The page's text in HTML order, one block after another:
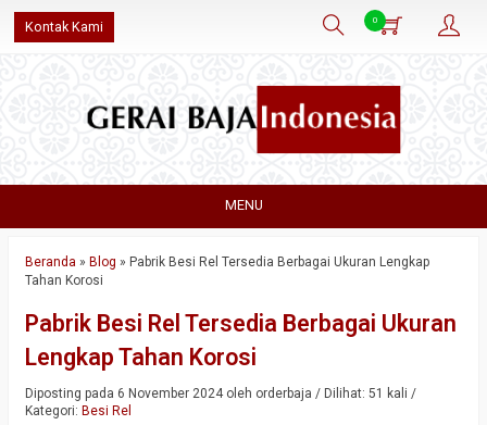
Kontak Kami 0
MENU
Beranda » Blog » Pabrik Besi Rel Tersedia Berbagai Ukuran Lengkap
Tahan Korosi
Pabrik Besi Rel Tersedia Berbagai Ukuran
Lengkap Tahan Korosi
Diposting pada 6 November 2024 oleh orderbaja / Dilihat: 51 kali /
Kategori: Besi Rel